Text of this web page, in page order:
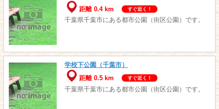
距離 0.4 km
すぐ近く！
千葉県千葉市にある都市公園（街区公園）です。
学校下公園（千葉市）
距離 0.5 km
すぐ近く！
千葉県千葉市にある都市公園（街区公園）です。